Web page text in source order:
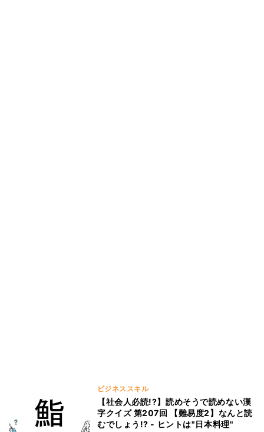
ビジネススキル
【社会人必読!?】読めそうで読めない漢
字クイズ 第207回 【難易度2】なんと読
むでしょう!? - ヒントは"日本料理"